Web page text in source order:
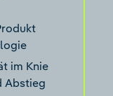
im Knie
Abstieg